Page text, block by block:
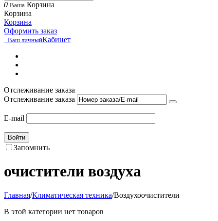
0 Ваша Корзина
Корзина
Корзина
Оформить заказ
Ваш личныйКабинет
Отслеживание заказа
Отслеживание заказа
E-mail
Войти
Запомнить
очистители воздуха
Главная/Климатическая техника/Воздухоочистители
В этой категории нет товаров